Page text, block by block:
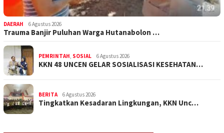
DAERAH 6 Agustus 2026
Trauma Banjir Puluhan Warga Hutanabolon …
PEMRINTAH SOSIAL 6 Agustus 2026
KKN 48 UNCEN GELAR SOSIALISASI KESEHATAN…
BERITA 6 Agustus 2026
Tingkatkan Kesadaran Lingkungan, KKN Unc…